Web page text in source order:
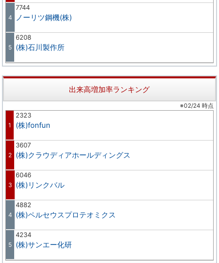
4
7744
ノーリツ鋼機(株)
5
6208
(株)石川製作所
出来高増加率ランキング
※02/24 時点
1
2323
(株)fonfun
2
3607
(株)クラウディアホールディングス
3
6046
(株)リンクバル
4
4882
(株)ペルセウスプロテオミクス
5
4234
(株)サンエー化研